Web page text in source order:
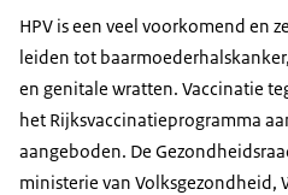
HPV is een veel voorkomend en
leiden tot
en genitale wratten. Vaccinatie
het Rijksvaccinatieprogramma
aangeboden. De
ministerie van Volksgezondheid,